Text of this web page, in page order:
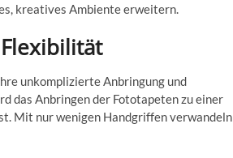
kreatives Ambiente erweitern.
unkomplizierte Anbringung und
das Anbringen der Fototapeten zu einer
Mit nur wenigen Handgriffen verwandeln